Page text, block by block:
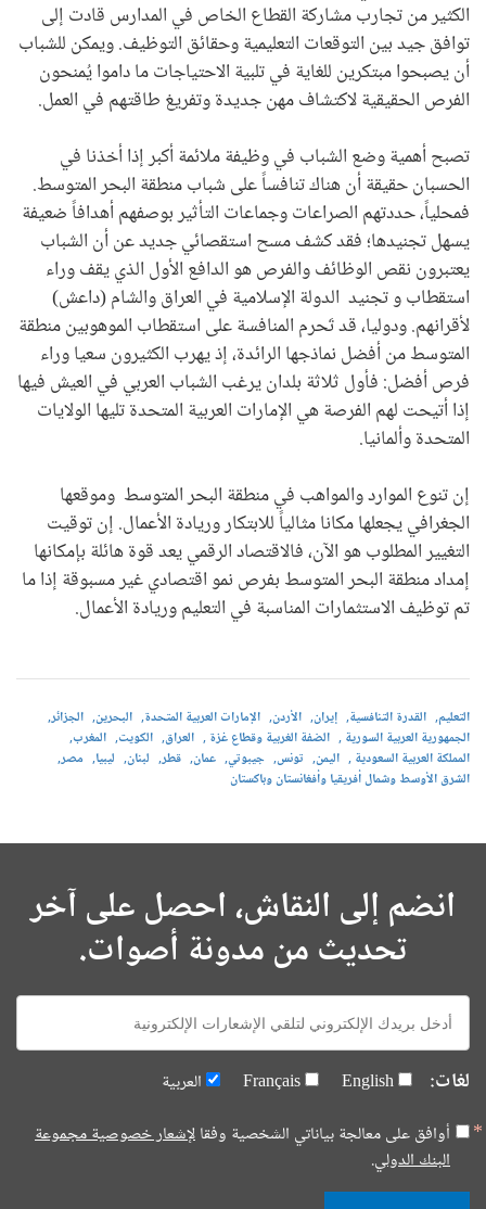
الكثير من تجارب مشاركة القطاع الخاص في المدارس قادت إلى
توافق جيد بين التوقعات التعليمية وحقائق التوظيف. ويمكن للشباب
أن يصبحوا مبتكرين للغاية في تلبية الاحتياجات ما داموا يُمنحون
الفرص الحقيقية لاكتشاف مهن جديدة وتفريغ طاقتهم في العمل.
تصبح أهمية وضع الشباب في وظيفة ملائمة أكبر إذا أخذنا في
الحسبان حقيقة أن هناك تنافساً على شباب منطقة البحر المتوسط.
فمحلياً، حددتهم الصراعات وجماعات التأثير بوصفهم أهدافاً ضعيفة
يسهل تجنيدها؛ فقد كشف مسح استقصائي جديد عن أن الشباب
يعتبرون نقص الوظائف والفرص هو الدافع الأول الذي يقف وراء
استقطاب و تجنيد الدولة الإسلامية في العراق والشام (داعش)
لأقرانهم. ودوليا، قد تَحرم المنافسة على استقطاب الموهوبين منطقة
المتوسط من أفضل نماذجها الرائدة، إذ يهرب الكثيرون سعيا وراء
فرص أفضل: فأول ثلاثة بلدان يرغب الشباب العربي في العيش فيها
إذا أتيحت لهم الفرصة هي الإمارات العربية المتحدة تليها الولايات
المتحدة وألمانيا.
إن تنوع الموارد والمواهب في منطقة البحر المتوسط وموقعها
الجغرافي يجعلها مكانا مثالياً للابتكار وريادة الأعمال. إن توقيت
التغيير المطلوب هو الآن، فالاقتصاد الرقمي يعد قوة هائلة بإمكانها
إمداد منطقة البحر المتوسط بفرص نمو اقتصادي غير مسبوقة إذا ما
تم توظيف الاستثمارات المناسبة في التعليم وريادة الأعمال.
التعليم القدرة التنافسية إيران الأردن الإمارات العربية المتحدة البحرين الجزائر
الجمهورية العربية السورية
الضفة الغربية وقطاع غزة العراق الكويت المغرب
المملكة العربية السعودية
اليمن تونس جيبوتي عمان قطر لبنان ليبيا
مصر
الشرق الأوسط وشمال أفريقيا وأفغانستان وباكستان
انضم إلى النقاش، احصل على آخر
تحديث من مدونة أصوات.
E-
mail:
لغات: English
Français
العربية
أوافق على معالجة بياناتي الشخصية وفقالإشعار خصوصية مجموعة
البنك الدولي.